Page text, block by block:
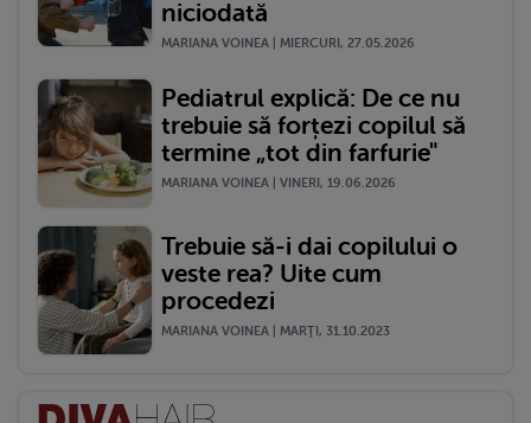
niciodată
MARIANA VOINEA | MIERCURI, 27.05.2026
Pediatrul explică: De ce nu
trebuie să forțezi copilul să
termine „tot din farfurie"
MARIANA VOINEA | VINERI, 19.06.2026
Trebuie să-i dai copilului o
veste rea? Uite cum
procedezi
MARIANA VOINEA | MARŢI, 31.10.2023